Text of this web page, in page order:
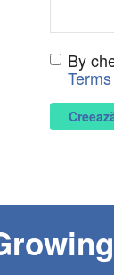
By